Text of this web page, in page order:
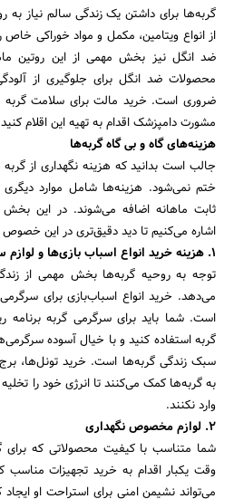
گربه‌ها برای داشتن یک زندگی سالم نیاز به
از انواع ویتامین، مکمل و مواد خوراکی
ضد انگل نیز بخش مهمی از این روتین
محصولات ضد انگل برای جلوگیری از
ضروری است. خرید مالت برای سلامت
مشورت دامپزشک اقدام به تهیه این اقلام
هزینه‌های گاه و بی گاه گربه‌ها
جالب است بدانید که هزینه نگهداری از
ختم نمی‌شود. هزینه‌ها شامل موارد
ثابت ماهانه اضافه می‌شوند. در این
اشاره می‌کنیم تا دید دقیق‌تری در این خصوص
1. هزینه خرید انواع اسباب‌ بازی‌ها و لوازم سرگرمی
توجه به روحیه گربه‌ها بخش مهمی از
می‌دهد. خرید انواع اسباب‌بازی‌ برای
است. شما باید برای سرگرمی گربه
گربه استفاده کنید و با خیال آسوده
سبک زندگی گربه‌ها است. خرید تونل‌ها،
به گربه‌ها کمک می‌کنند تا انرژی خود را
وارد نکنند.
2. لوازم مخصوص نگهداری
شما متناسب با کیفیت محصولاتی که برای
وقت یکبار اقدام به خرید تجهیزات مناسب
می‌تواند نشیمن امنی برای استراحت او